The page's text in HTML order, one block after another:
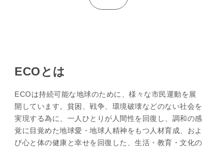
ECOとは
ECOは持続可能な地球のために、様々な市民運動を展
開しています。貧困、戦争、環境破壊などのない社会を
実現する為に、一人ひとりが人間性を回復し、調和の感
覚に目覚めた地球愛・地球人精神をもつ人材育成、およ
び心と体の健康と幸せを回復した、生活・教育・文化の